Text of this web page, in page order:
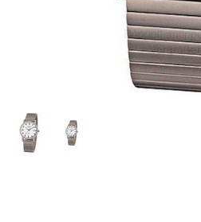
Doppelt